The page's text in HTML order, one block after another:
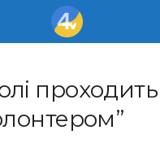
проходить